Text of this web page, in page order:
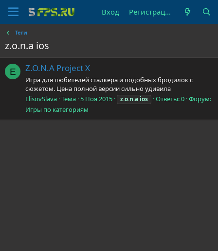
Вход Регистрация
Теги
z.o.n.a ios
E Z.O.N.A Project X
Игра для любителей сталкера и подобных бродилок с
сюжетом. Цена полной версии сильно удивила
ElisovSlava Тема 5 Ноя 2015 z.o.n.a ios Ответы: 0 Форум:
Игры по категориям